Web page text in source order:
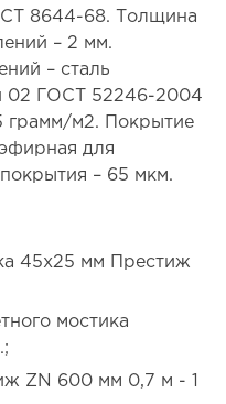
8644-68. Толщина
– 2 мм.
– сталь
02 ГОСТ 52246-2004
грамм/м2. Покрытие
для
– 65 мкм.
45х25 мм Престиж
мостика
ZN 600 мм 0,7 м - 1